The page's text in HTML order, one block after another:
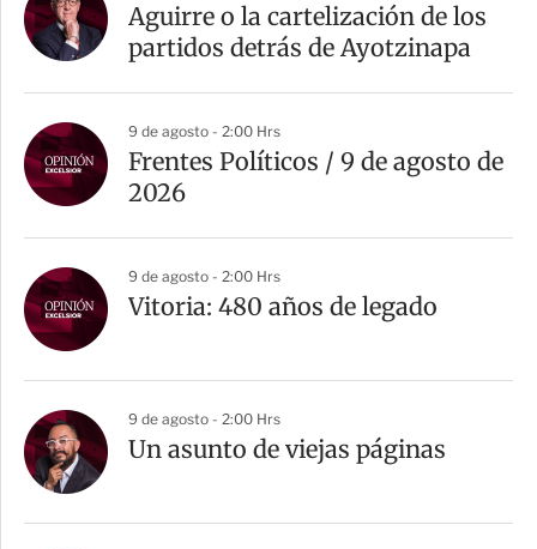
Aguirre o la cartelización de los
partidos detrás de Ayotzinapa
9 de agosto - 2:00 Hrs
Frentes Políticos / 9 de agosto de
2026
9 de agosto - 2:00 Hrs
Vitoria: 480 años de legado
9 de agosto - 2:00 Hrs
Un asunto de viejas páginas